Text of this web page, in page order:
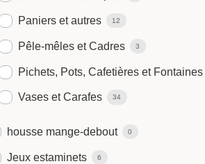
Paniers et autres 12
Pêle-mêles et Cadres 3
Pichets, Pots, Cafetières et Fontaines
Vases et Carafes 34
housse mange-debout 0
Jeux estaminets 6